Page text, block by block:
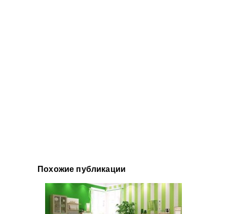
Похожие публикации